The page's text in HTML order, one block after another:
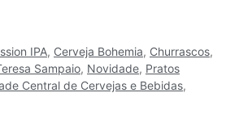
IPA, Cerveja Bohemia, Churrascos,
Sampaio, Novidade, Pratos
Central de Cervejas e Bebidas,